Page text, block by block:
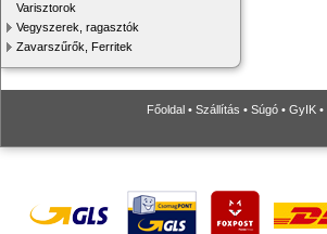
Varisztorok
Vegyszerek, ragasztók
Zavarszűrők, Ferritek
Főoldal • Szállítás • Súgó • GyIK •